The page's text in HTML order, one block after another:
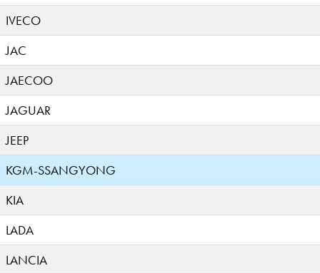
IVECO
JAC
JAECOO
JAGUAR
JEEP
KGM-SSANGYONG
KIA
LADA
LANCIA